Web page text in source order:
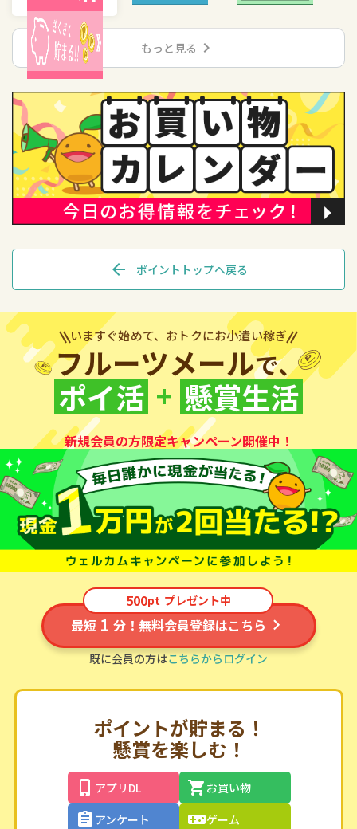
もっと見る chevron_right
arrow_back ポイントトップへ戻る
いますぐ始めて、おトクにお小遣い稼ぎ
フルーツメールで、
ポイ活 + 懸賞生活
新規会員の方限定キャンペーン開催中！
500pt プレゼント中
最短 1 分！無料会員登録はこちら
既に会員の方はこちらからログイン
ポイントが貯まる！
懸賞を楽しむ！
アプリDL
お買い物
アンケート
ゲーム